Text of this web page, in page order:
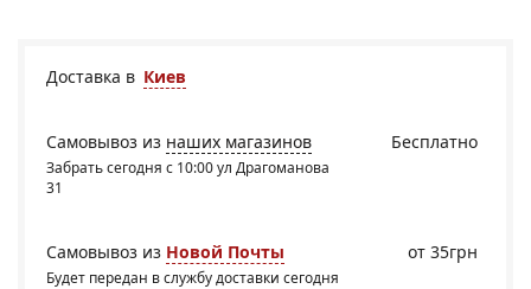
Доставка в Киев
Бесплатно
Самовывоз из наших магазинов
Забрать сегодня с 10:00 ул Драгоманова
31
Самовывоз из Новой Почты
Будет передан в службу доставки сегодня
от 35грн